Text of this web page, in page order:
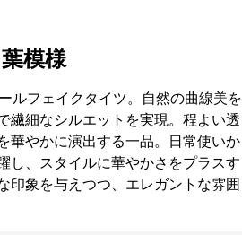
模様
ルフェイクタイツ。自然の曲線美を
繊細なシルエットを実現。程よい透
華やかに演出する一品。日常使いか
し、スタイルに華やかさをプラスす
印象を与えつつ、エレガントな雰囲